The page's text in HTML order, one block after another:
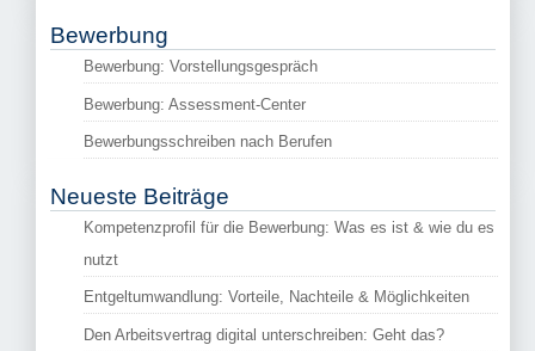
Bewerbung
Bewerbung: Vorstellungsgespräch
Bewerbung: Assessment-Center
Bewerbungsschreiben nach Berufen
Neueste Beiträge
Kompetenzprofil für die Bewerbung: Was es ist & wie du es
nutzt
Entgeltumwandlung: Vorteile, Nachteile & Möglichkeiten
Den Arbeitsvertrag digital unterschreiben: Geht das?